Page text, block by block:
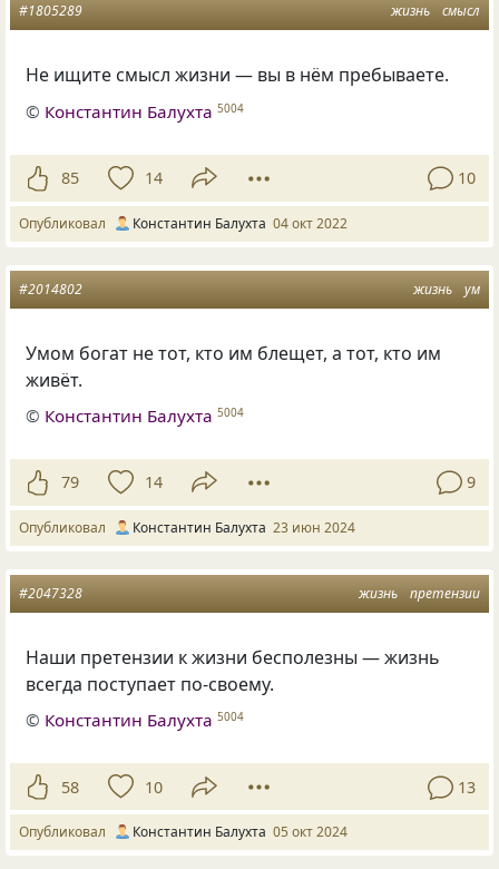
жизнь смысл
#1805289
Не ищите смысл жизни — вы в нём пребываете.
© Константин Балухта 5004
85 14 10
Опубликовал Константин Балухта 04 окт 2022
жизнь ум
#2014802
Умом богат не тот, кто им блещет, а тот, кто им
живёт.
© Константин Балухта 5004
79 14 9
Опубликовал Константин Балухта 23 июн 2024
жизнь претензии
#2047328
Наши претензии к жизни бесполезны — жизнь
всегда поступает по-своему.
© Константин Балухта 5004
58 10 13
Опубликовал Константин Балухта 05 окт 2024